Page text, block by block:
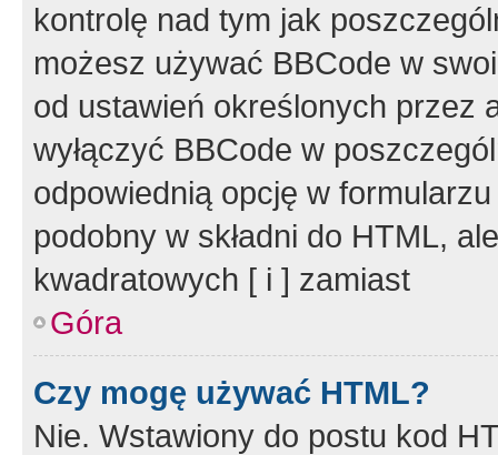
kontrolę nad tym jak
możesz używać BBCode w
od ustawień określonych przez
wyłączyć BBCode w
odpowiednią opcję w
podobny w składni do HTML,
kwadratowych [ i ] zamiast
Góra
Czy mogę używać HTML?
Nie. Wstawiony do postu kod